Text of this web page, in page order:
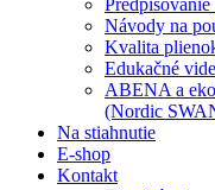
Návody na
Kvalita
Edukačné
ABENA a
(Nordic
Na stiahnutie
E-shop
Kontakt